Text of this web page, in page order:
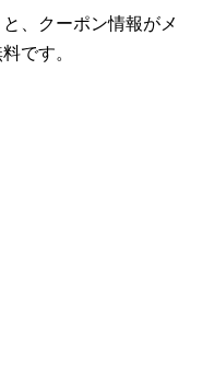
、クーポン情報がメ
です。